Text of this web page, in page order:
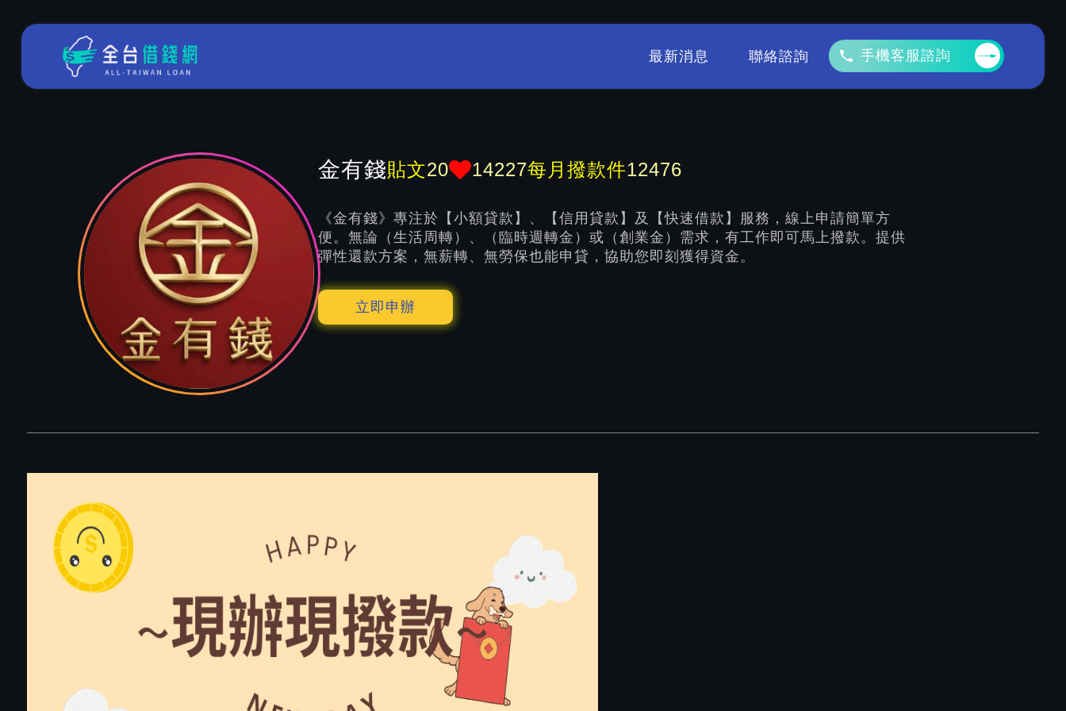
最新消息 聯絡諮詢 手機客服諮詢
金有錢貼文20 14227每月撥款件12476
《金有錢》專注於【小額貸款】、【信用貸款】及【快速借款】服務，線上申請簡單方
便。無論（生活周轉）、（臨時週轉金）或（創業金）需求，有工作即可馬上撥款。提供
彈性還款方案，無薪轉、無勞保也能申貸，協助您即刻獲得資金。
立即申辦